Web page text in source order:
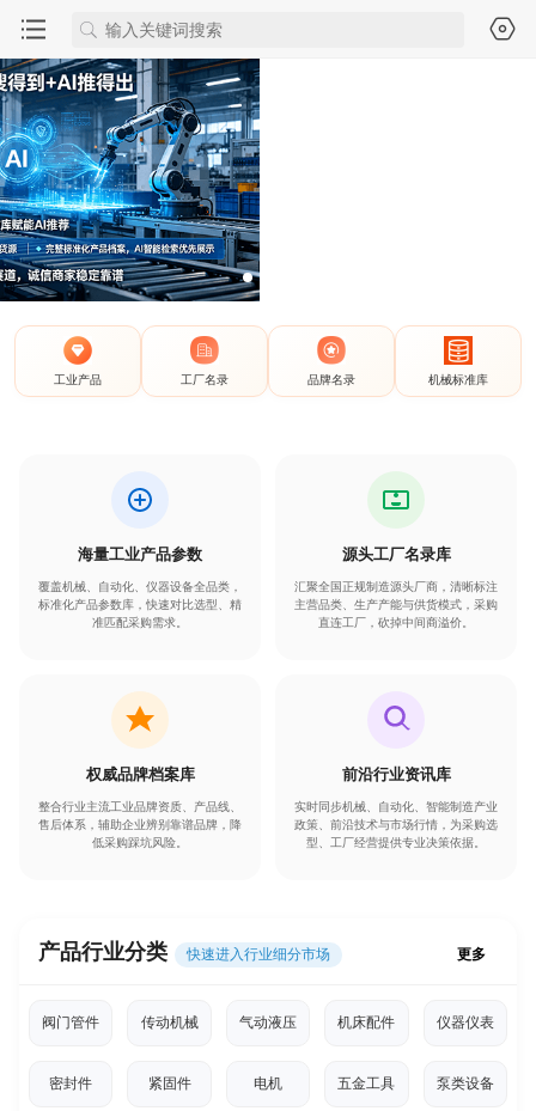
工业产品 工厂名录 品牌名录 机械标准库
海量工业产品参数
覆盖机械、自动化、仪器设备全品类，
标准化产品参数库，快速对比选型、精
准匹配采购需求。
源头工厂名录库
汇聚全国正规制造源头厂商，清晰标注
主营品类、生产产能与供货模式，采购
直连工厂，砍掉中间商溢价。
权威品牌档案库
整合行业主流工业品牌资质、产品线、
售后体系，辅助企业辨别靠谱品牌，降
低采购踩坑风险。
前沿行业资讯库
实时同步机械、自动化、智能制造产业
政策、前沿技术与市场行情，为采购选
型、工厂经营提供专业决策依据。
产品行业分类 快速进入行业细分市场 更多
阀门管件 传动机械 气动液压 机床配件 仪器仪表
密封件 紧固件 电机 五金工具 泵类设备